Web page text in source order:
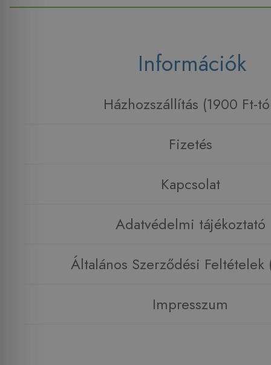
Információk
Házhozszállítás (1900 Ft-
Fizetés
Kapcsolat
Adatvédelmi tájékoztató
Általános Szerződési Feltételek
Impresszum